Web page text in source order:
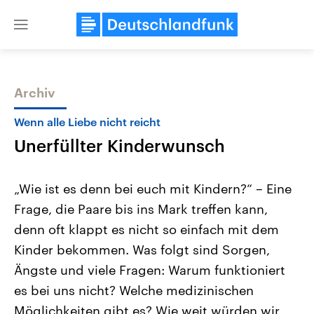
Close
Themen
Landtagswahl Sachsen-Anhalt
2026
Alle Informationen
Sachsen-Anhalt wählt am 6.
September 2026 einen neuen
Bundesland von einer Koalition aus
USA
Aktuelle Beiträge,
Hintergründe
Wirtschaftlich und
gehören die Vereinigten
mit großem Einfluss auf
Archiv
Wenn alle Liebe nicht reicht
Unerfüllter Kinderwunsch
„Wie ist es denn bei euch mit Kindern?“ – Eine
Frage, die Paare bis ins Mark treffen kann,
denn oft klappt es nicht so einfach mit dem
Kinder bekommen. Was folgt sind Sorgen,
Ängste und viele Fragen: Warum funktioniert
es bei uns nicht? Welche medizinischen
Möglichkeiten gibt es? Wie weit würden wir